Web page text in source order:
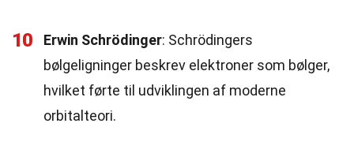
10 Erwin Schrödinger: Schrödingers
bølgeligninger beskrev elektroner som bølger,
hvilket førte til udviklingen af moderne
orbitalteori.